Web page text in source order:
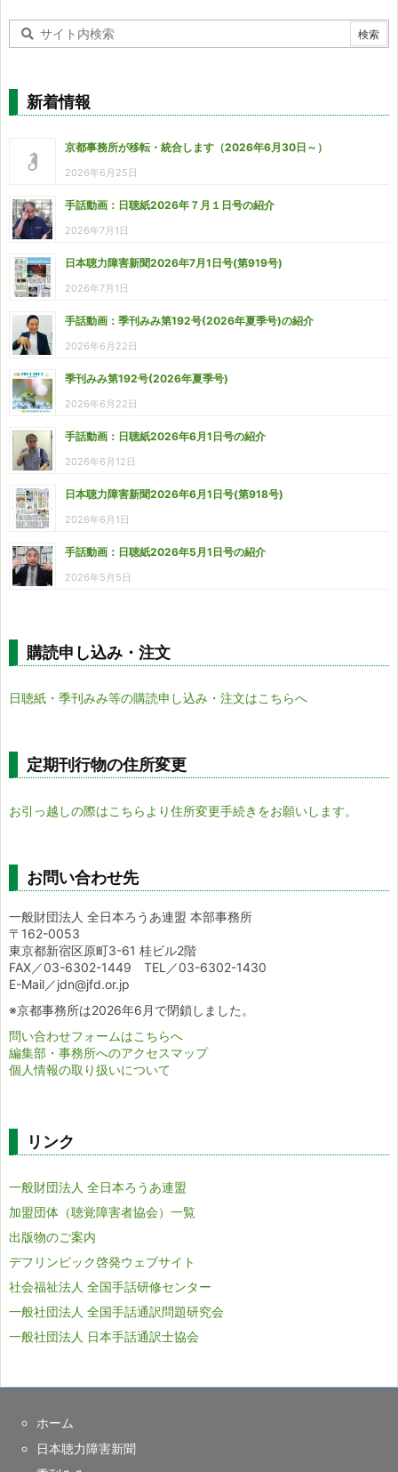
新着情報
京都事務所が移転・統合します（2026年6月30日～）
2026年6月25日
手話動画：日聴紙2026年７月１日号の紹介
2026年7月1日
日本聴力障害新聞2026年7月1日号(第919号)
2026年7月1日
手話動画：季刊みみ第192号(2026年夏季号)の紹介
2026年6月22日
季刊みみ第192号(2026年夏季号)
2026年6月22日
手話動画：日聴紙2026年6月1日号の紹介
2026年6月12日
日本聴力障害新聞2026年6月1日号(第918号)
2026年6月1日
手話動画：日聴紙2026年5月1日号の紹介
2026年5月5日
購読申し込み・注文
日聴紙・季刊みみ等の購読申し込み・注文はこちらへ
定期刊行物の住所変更
お引っ越しの際はこちらより住所変更手続きをお願いします。
お問い合わせ先
一般財団法人 全日本ろうあ連盟 本部事務所
〒162-0053
東京都新宿区原町3-61 桂ビル2階
FAX／03-6302-1449 TEL／03-6302-1430
E-Mail／jdn@jfd.or.jp
※京都事務所は2026年6月で閉鎖しました。
問い合わせフォームはこちらへ
編集部・事務所へのアクセスマップ
個人情報の取り扱いについて
リンク
一般財団法人 全日本ろうあ連盟
加盟団体（聴覚障害者協会）一覧
出版物のご案内
デフリンピック啓発ウェブサイト
社会福祉法人 全国手話研修センター
一般社団法人 全国手話通訳問題研究会
一般社団法人 日本手話通訳士協会
ホーム
日本聴力障害新聞